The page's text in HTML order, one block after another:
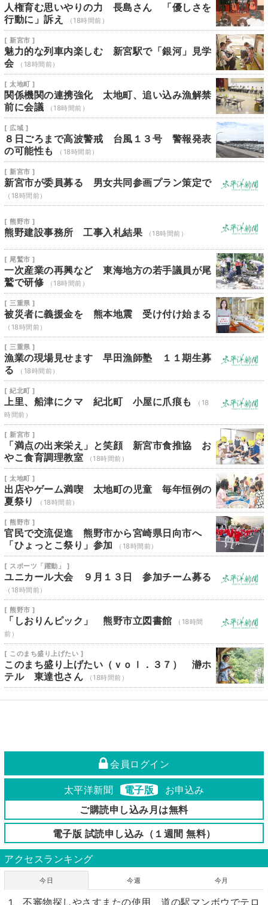
人権育む思いやりの力 長島さん 「優しさを
行動に」訴え
（18時間前）
[ 新宮市 ]
魅力的な列車内楽しむ 新宮駅で「銀河」見学
会
（18時間前）
[ 太地町 ]
関係機関の連携強化 太地町、追い込み漁解禁
前に会議
（18時間前）
[ 広域 ]
８日ごろまで高波警戒 台風１３号 警報発表
の可能性も
（18時間前）
[ 新宮市 ]
新宮市が委員募る 男女共同参画プラン策定で
（18時間前）
[ 熊野市 ]
熊野建設事務所 工事入札結果 （18時間前）
[ 尾鷲市 ]
一次産業の再興など 東海地方の若手議員が尾
鷲で研修
（18時間前）
[ 三重県 ]
被災者に義援金を 熊本地震 受け付け始まる
（18時間前）
[ 三重県 ]
漁業の現場見せます 早田漁師塾 １１期生募
る
（18時間前）
[ 紀北町 ]
上里、船津にクマ 紀北町 小屋に爪痕も
（18
時間前）
[ 新宮市 ]
「満点の出来栄え」と笑顔 新宮市食推協 お
やこ食育調理教室
（18時間前）
[ 太地町 ]
出店やゲーム満喫 太地町の児童 毎年恒例の
夏祭り
（18時間前）
[ 熊野市 ]
官民で交流促進 熊野市から宮崎県日向市へ
「ひょっとこ祭り」参加
（18時間前）
[ スポーツ「躍動」 ]
ユニカール大会 ９月１３日 参加チーム募る
（18時間前）
[ 熊野市 ]
「しおりんピック」 熊野市立図書館
（18時間
前）
[ このまち盛り上げたい ]
このまち盛り上げたい（ｖｏｌ．３７） 瀞ホ
テル 東達也さん
（18時間前）
会員ログイン
太平洋新聞 電子版
お申込み
ご購読申し込み月は無料
電子版 試読申し込み（１週間 無料）
アクセスランキング
今日 今週 今月
不審物探しやさすまたの使用 道の駅マンボウでテロ